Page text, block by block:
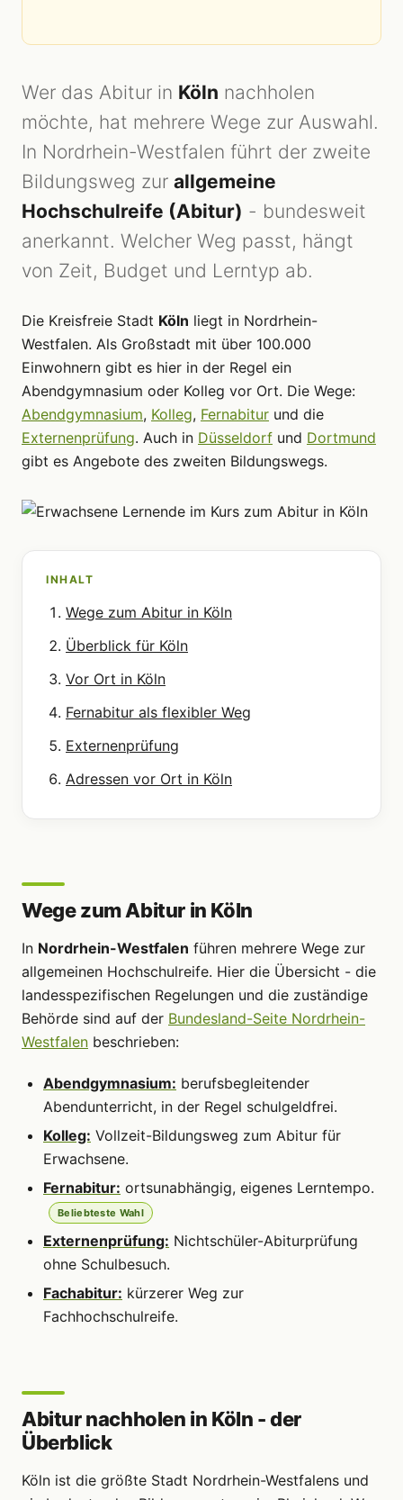
Wer das Abitur in Köln nachholen
möchte, hat mehrere Wege zur Auswahl.
In Nordrhein-Westfalen führt der zweite
Bildungsweg zur allgemeine
Hochschulreife (Abitur) - bundesweit
anerkannt. Welcher Weg passt, hängt
von Zeit, Budget und Lerntyp ab.
Die Kreisfreie Stadt Köln liegt in Nordrhein-
Westfalen. Als Großstadt mit über 100.000
Einwohnern gibt es hier in der Regel ein
Abendgymnasium oder Kolleg vor Ort. Die Wege:
Abendgymnasium, Kolleg, Fernabitur und die
Externenprüfung. Auch in Düsseldorf und Dortmund
gibt es Angebote des zweiten Bildungswegs.
INHALT
Wege zum Abitur in Köln
Überblick für Köln
Vor Ort in Köln
Fernabitur als flexibler Weg
Externenprüfung
Adressen vor Ort in Köln
Wege zum Abitur in Köln
In Nordrhein-Westfalen führen mehrere Wege zur
allgemeinen Hochschulreife. Hier die Übersicht - die
landesspezifischen Regelungen und die zuständige
Behörde sind auf der Bundesland-Seite Nordrhein-
Westfalen beschrieben:
Abendgymnasium: berufsbegleitender
Abendunterricht, in der Regel schulgeldfrei.
Kolleg: Vollzeit-Bildungsweg zum Abitur für
Erwachsene.
Fernabitur: ortsunabhängig, eigenes Lerntempo.
Beliebteste Wahl
Externenprüfung: Nichtschüler-Abiturprüfung
ohne Schulbesuch.
Fachabitur: kürzerer Weg zur
Fachhochschulreife.
Abitur nachholen in Köln - der
Überblick
Köln ist die größte Stadt Nordrhein-Westfalens und